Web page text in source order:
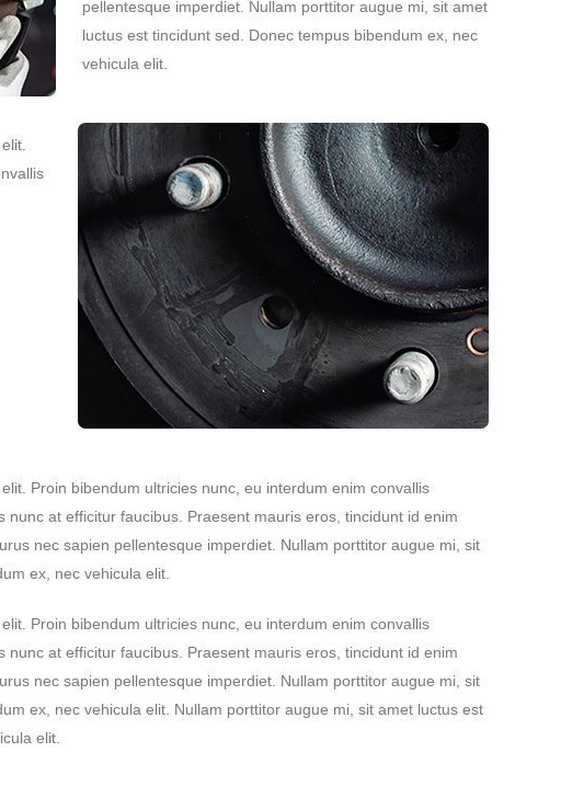
pellentesque imperdiet. Nullam porttitor augue mi, sit amet
luctus est tincidunt sed. Donec tempus bibendum ex, nec
vehicula elit.
Proin bibendum ultricies nunc, eu interdum enim convallis
at efficitur faucibus. Praesent mauris eros, tincidunt id enim
nec sapien pellentesque imperdiet. Nullam porttitor augue mi, sit
ex, nec vehicula elit.
Proin bibendum ultricies nunc, eu interdum enim convallis
at efficitur faucibus. Praesent mauris eros, tincidunt id enim
nec sapien pellentesque imperdiet. Nullam porttitor augue mi, sit
ex, nec vehicula elit. Nullam porttitor augue mi, sit amet luctus est
elit.